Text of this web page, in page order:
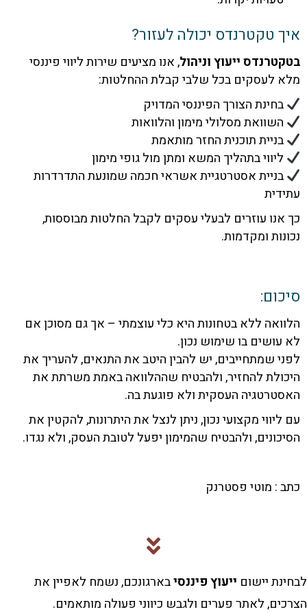
טקטרנדס יכולה לעזור?
ייעוץ וניהול, אנו מציעים שירות ליווי פיננסי
לעסקים בכל שלבי קבלת ההחלטות:
הצורך הפיננסי המדויק
מסלולי מימון והלוואות
תוכנית החזר מותאמת
בתהליך המשא ומתן מול גופי מימון
אסטרטגיית אשראי חכמה שמונעת התדרדרות
עוזרים לבעלי עסקים לקבל החלטות מבוססות,
ומקדמות.
ללא בטחונות היא כלי עוצמתי – אך גם מסוכן אם
בו שימוש נכון.
שמתחייבים, יש להבין היטב את התנאים, להעריך את
להחזיר, ולהבטיח שההלוואה באמת משרתת את
העסקית ולא פוגעת בה.
מקצועי נכון, ניתן לנצל את היתרונות, להקטין את
ולהבטיח שהמימון יפעל לטובת העסק, ולא נגדו.
: מוטי פסטרנק
יישוםייעוץ פיננסיבארגונכם, נשמח לאפיין את
לאתר פערים ולגבש כיווני פעולה מותאמים.